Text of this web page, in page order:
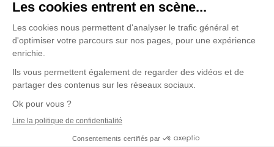
Philanthropie et partenariats
Nos politiques
Duceppe